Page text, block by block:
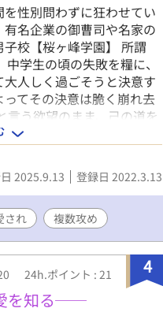
くる予感や古代種の封印
もう、本当に、色々ヤバ
月紫苑のFanboxです。是
情報の等の近況やリアル
います。
性別問わずに狂わせてい
名企業の御曹司や名家の
校【桜ヶ峰学園】 所謂
学生の頃の失敗を糧に、
人しく過ごそうと決意す
てその決意は脆く崩れ去
う欲望のまま、己の道を
されながら 忘れたかった
精算したりして、周りも
自己満
なっております。お許しく
愛い子には攻めっ気あ
味で構成されているのでも
総愛され、主人公至上主
も倫理観も低い主人公なの
覧非推奨となっておりま
2025.9.13 登録日 2022.3.13
され 複数攻め
4
24h.ポイント : 21
を知る──